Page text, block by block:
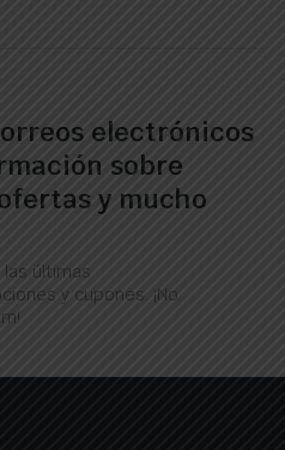
electrónicos
sobre
y mucho
últimas
y cupones. ¡No